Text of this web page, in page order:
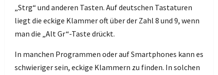
„Strg“ und anderen Tasten. Auf deutschen Tastaturen
liegt die eckige Klammer oft über der Zahl 8 und 9, wenn
man die „Alt Gr“-Taste drückt.
In manchen Programmen oder auf Smartphones kann es
schwieriger sein, eckige Klammern zu finden. In solchen